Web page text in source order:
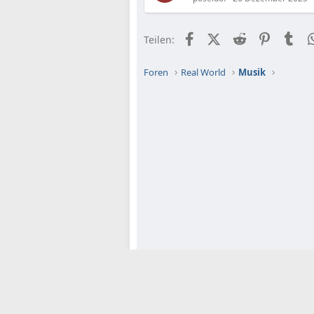
Teilen: FacebookX (Twitter)
Reddit
Foren Real World Musik